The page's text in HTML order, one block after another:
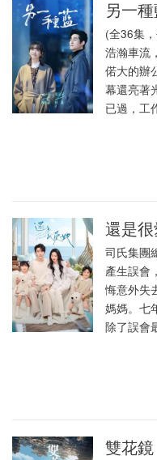
另一
(全36集
浩瀚車流
偌大的辦
幕還亮著
已過，工
還是
司氏集團
產生誤會
悔意外失
媽媽。七
除了誤會
雙花鏡